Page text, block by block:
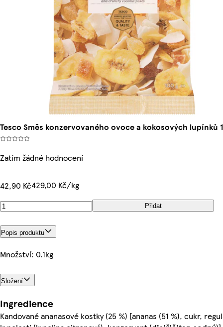
Tesco Směs konzervovaného ovoce a kokosových lupínků
Zatím žádné hodnocení
42,90 Kč429,00 Kč/kg
Přidat
Popis produktu
Množství: 0.1kg
Složení
Ingredience
Kandované ananasové kostky (25 %) [ananas (51 %), cukr,